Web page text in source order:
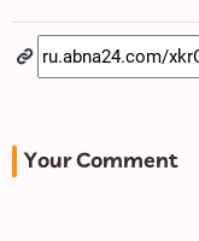
Your Comment